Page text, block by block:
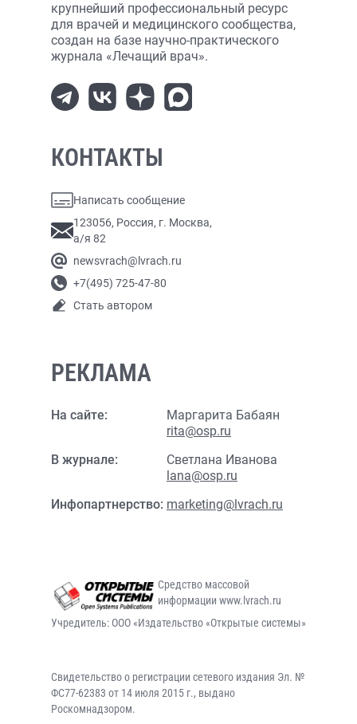
крупнейший профессиональный ресурс
для врачей и медицинского сообщества,
создан на базе научно-практического
журнала «Лечащий врач».
КОНТАКТЫ
Написать сообщение
123056, Россия, г. Москва,
а/я 82
newsvrach@lvrach.ru
+7(495) 725-47-80
Стать автором
РЕКЛАМА
На сайте:
Маргарита Бабаян
rita@osp.ru
В журнале:
Светлана Иванова
lana@osp.ru
Инфопартнерство: marketing@lvrach.ru
Средство массовой
информации www.lvrach.ru
Учредитель: ООО «Издательство «Открытые системы»
Свидетельство о регистрации сетевого издания Эл. №
ФС77-62383 от 14 июля 2015 г., выдано
Роскомнадзором.